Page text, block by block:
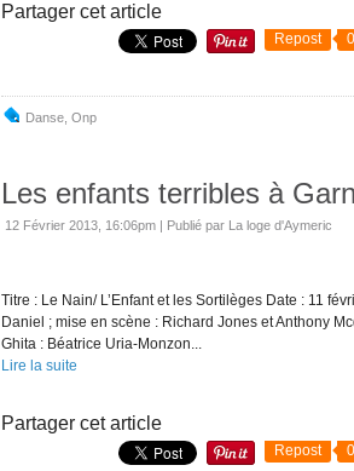
Partager cet article
Repost 0
Danse Onp
Les enfants terribles à
12 Février 2013, 16:06pm | Publié par La loge d'Aymeric
Titre : Le Nain/ L’Enfant et les Sortilèges Date : 11
Daniel ; mise en scène : Richard Jones et Anthony
Ghita : Béatrice Uria-Monzon...
Lire la suite
Partager cet article
Repost 0